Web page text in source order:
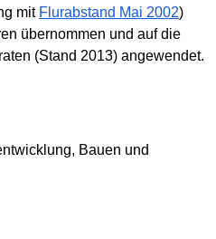
mit Flurabstand Mai 2002)
übernommen und auf die
(Stand 2013) angewendet.
Bauen und